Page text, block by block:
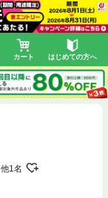
カート はじめての方へ
他1名